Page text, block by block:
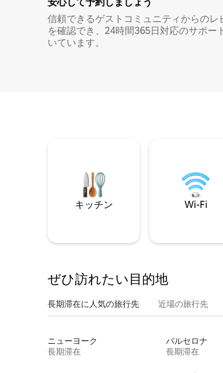
信頼できるゲストコミュニティからのレ
を確認でき、24時間365日対応のサポー
いています。
キッチン Wi-Fi
ぜひ訪⁠れ⁠た⁠い目⁠的⁠地
長期滞在に人気の旅行先 近場の旅行先
ニューヨーク
長期滞在
バルセロナ
長期滞在